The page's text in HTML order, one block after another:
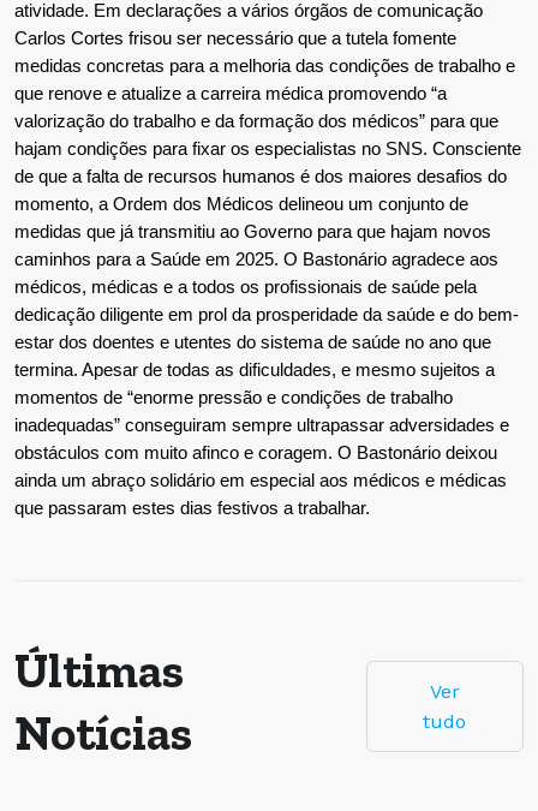
atividade. Em declarações a vários órgãos de comunicação
Carlos Cortes frisou ser necessário que a tutela fomente
medidas concretas para a melhoria das condições de trabalho e
que renove e atualize a carreira médica promovendo “a
valorização do trabalho e da formação dos médicos” para que
hajam condições para fixar os especialistas no SNS. Consciente
de que a falta de recursos humanos é dos maiores desafios do
momento, a Ordem dos Médicos delineou um conjunto de
medidas que já transmitiu ao Governo para que hajam novos
caminhos para a Saúde em 2025. O Bastonário agradece aos
médicos, médicas e a todos os profissionais de saúde pela
dedicação diligente em prol da prosperidade da saúde e do bem-
estar dos doentes e utentes do sistema de saúde no ano que
termina. Apesar de todas as dificuldades, e mesmo sujeitos a
momentos de “enorme pressão e condições de trabalho
inadequadas” conseguiram sempre ultrapassar adversidades e
obstáculos com muito afinco e coragem. O Bastonário deixou
ainda um abraço solidário em especial aos médicos e médicas
que passaram estes dias festivos a trabalhar.
Últimas
Notícias
Ver
tudo